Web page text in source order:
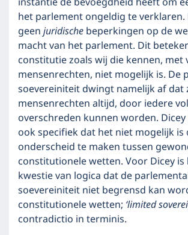
het parlement ongeldig te verklaren.
geenjuridischebeperkingen op de
macht van het parlement. Dit
constitutie zoals wij die kennen, met
mensenrechten, niet mogelijk is. De
soevereiniteit dwingt namelijk af dat
mensenrechten altijd, door iedere
overschreden kunnen worden.
ook specifiek dat het niet mogelijk is
onderscheid te maken tussen
constitutionele wetten. Voor Dicey is
kwestie van logica dat de
soevereiniteit niet begrensd kan
constitutionele wetten; ‘limited
contradictio in terminis.